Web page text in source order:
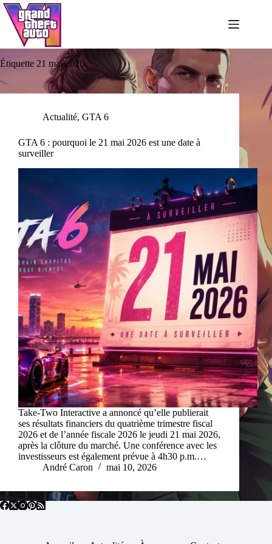
Passer
au
contenu
Étiquette 21 mai 2026
Actualité, GTA 6
GTA 6 : pourquoi le 21 mai 2026 est une date à
surveiller
Take-Two Interactive a annoncé qu’elle publierait
ses résultats financiers du quatrième trimestre fiscal
2026 et de l’année fiscale 2026 le jeudi 21 mai 2026,
après la clôture du marché. Une conférence avec les
investisseurs est également prévue à 4h30 p.m.…
André Caron
mai 10, 2026